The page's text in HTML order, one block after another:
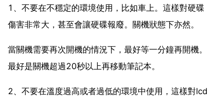
1、不要在不穩定的環境使用，比如車上。這樣對硬碟
傷害非常大，甚至會讓硬碟報廢。關機狀態下亦然。
當關機需要再次開機的情況下，最好等一分鐘再開機。
最好是關機超過20秒以上再移動筆記本。
2、不要在溫度過高或者過低的環境中使用，這樣對lcd